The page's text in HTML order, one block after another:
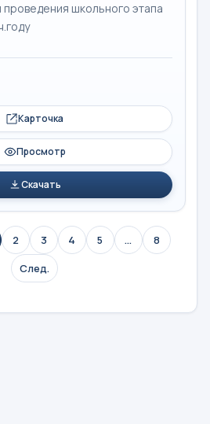
школьного этапа
Карточка
Просмотр
Скачать
2 3 4 5 ...
8
След.